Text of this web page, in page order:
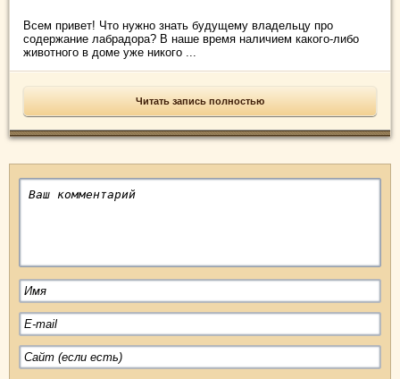
Всем привет! Что нужно знать будущему владельцу про
содержание лабрадора? В наше время наличием какого-либо
животного в доме уже никого ...
Читать запись полностью